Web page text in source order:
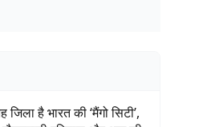
जिला है भारत की ‘मैंगो सिटी’,